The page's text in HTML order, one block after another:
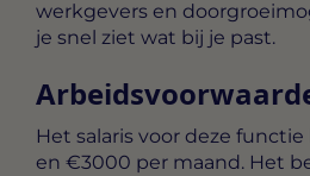
werkgevers en
je snel ziet wat bij je past.
Het salaris voor deze
en €3000 per maand . Het